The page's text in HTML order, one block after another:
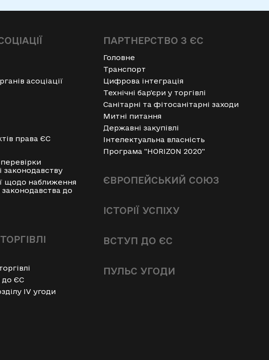
асоціації
права ЄС
законодавству
щодо наближення
законодавства до
до ЄС
IV угоди
ПАРТНЕРСТВО З ЄС
Головне
Транспорт
Цифрова інтеграція
Технічні бар'єри у торгівлі
Санітарні та фітосанітарні заходи
Митні питання
Державні закупівлі
Інтелектуальна власність
Програма "HORIZON 2020"
ЄВРОПЕЙСЬКИЙ СОЮЗ
ІСТОРІЇ УСПІХУ
ВСТУП ДО ЄС
ПУЛЬС УГОДИ